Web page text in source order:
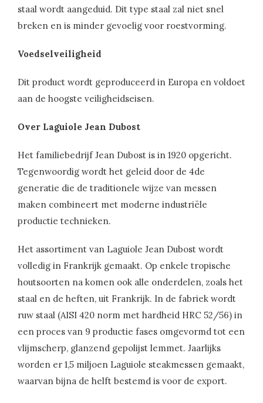
staal wordt aangeduid. Dit type staal zal niet snel
breken en is minder gevoelig voor roestvorming.
Voedselveiligheid
Dit product wordt geproduceerd in Europa en voldoet
aan de hoogste veiligheidseisen.
Over Laguiole Jean Dubost
Het familiebedrijf Jean Dubost is in 1920 opgericht.
Tegenwoordig wordt het geleid door de 4de
generatie die de traditionele wijze van messen
maken combineert met moderne industriële
productie technieken.
Het assortiment van Laguiole Jean Dubost wordt
volledig in Frankrijk gemaakt. Op enkele tropische
houtsoorten na komen ook alle onderdelen, zoals het
staal en de heften, uit Frankrijk. In de fabriek wordt
ruw staal (AISI 420 norm met hardheid HRC 52/56) in
een proces van 9 productie fases omgevormd tot een
vlijmscherp, glanzend gepolijst lemmet. Jaarlijks
worden er 1,5 miljoen Laguiole steakmessen gemaakt,
waarvan bijna de helft bestemd is voor de export.